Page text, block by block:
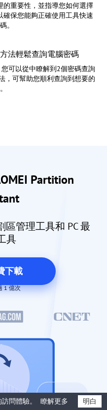
的重要性，並指導您如何選擇
保您能夠正確使用工具快速
。
法輕鬆查詢電腦密碼
可以從中瞭解到2個密碼查詢
，可幫助您順利查詢到想要的
Partition
區管理工具和 PC 最
具
下載
1 億次
問體驗。 瞭解更多 明白